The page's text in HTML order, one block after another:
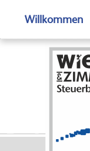
Willkommen